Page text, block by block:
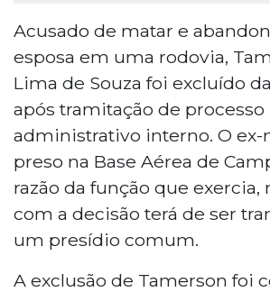
Acusado de matar e
esposa em uma rodovia,
Lima de Souza foi excluído
após tramitação de processo
administrativo interno. O ex-
preso na Base Aérea de
razão da função que exercia,
com a decisão terá de ser
um presídio comum.
A exclusão de Tamerson foi